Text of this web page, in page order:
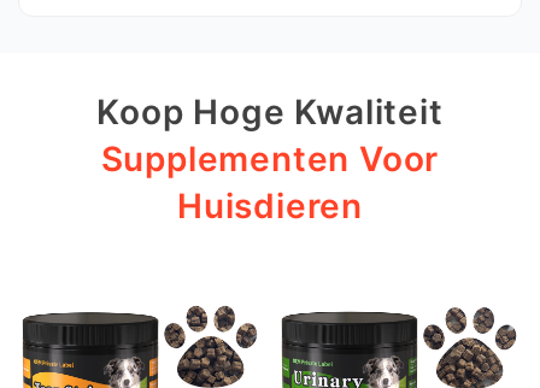
Koop Hoge Kwaliteit
Supplementen Voor
Huisdieren